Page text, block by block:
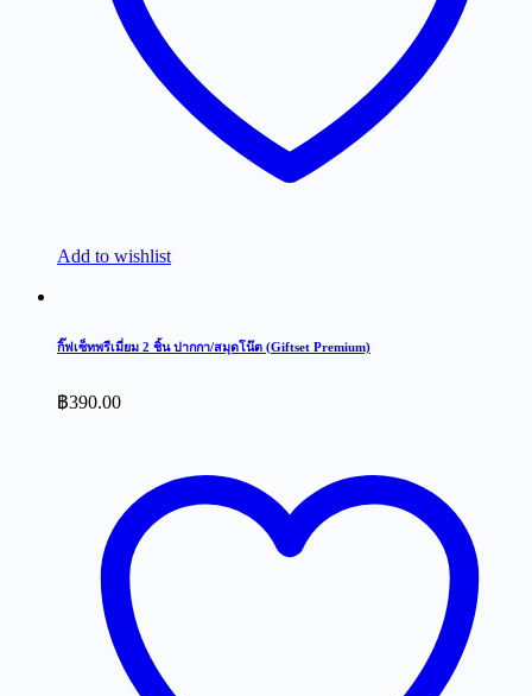
Add to wishlist
กิ๊ฟเซ็ทพรีเมี่ยม 2 ชิ้น ปากกา/สมุดโน๊ต (Giftset Premium)
฿390.00